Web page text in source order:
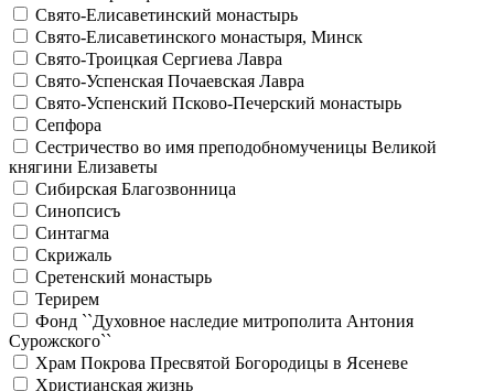
Свято-Елисаветинский монастырь
Свято-Елисаветинского монастыря, Минск
Свято-Троицкая Сергиева Лавра
Свято-Успенская Почаевская Лавра
Свято-Успенский Псково-Печерский монастырь
Сепфора
Сестричество во имя преподобномученицы Великой
княгини Елизаветы
Сибирская Благозвонница
Синопсисъ
Синтагма
Скрижаль
Сретенский монастырь
Терирем
Фонд ``Духовное наследие митрополита Антония
Сурожского``
Храм Покрова Пресвятой Богородицы в Ясеневе
Христианская жизнь